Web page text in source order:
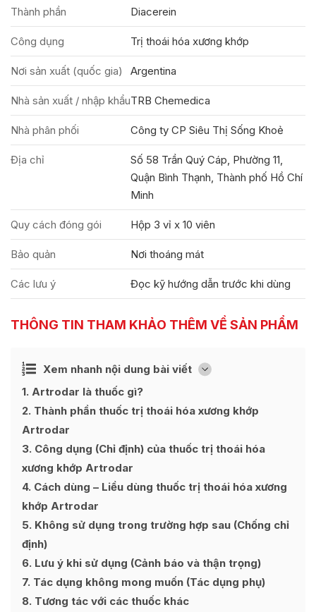
Thành phần Diacerein
Công dụng Trị thoái hóa xương khớp
Nơi sản xuất (quốc gia) Argentina
Nhà sản xuất / nhập khẩuTRB Chemedica
Nhà phân phối Công ty CP Siêu Thị Sống Khoẻ
Địa chỉ
Số 58 Trần Quý Cáp, Phường 11,
Quận Bình Thạnh, Thành phố Hồ Chí
Minh
Quy cách đóng gói Hộp 3 vỉ x 10 viên
Bảo quản Nơi thoáng mát
Các lưu ý Đọc kỹ hướng dẫn trước khi dùng
THÔNG TIN THAM KHẢO THÊM VỀ SẢN PHẨM
Xem nhanh nội dung bài viết [
Ẩn
1 Artrodar là thuốc gì?
2 Thành phần thuốc trị thoái hóa xương khớp
Artrodar
3 Công dụng (Chỉ định) của thuốc trị thoái hóa
xương khớp Artrodar
4 Cách dùng – Liều dùng thuốc trị thoái hóa xương
khớp Artrodar
5 Không sử dụng trong trường hợp sau (Chống chỉ
định)
6 Lưu ý khi sử dụng (Cảnh báo và thận trọng)
7 Tác dụng không mong muốn (Tác dụng phụ)
8 Tương tác với các thuốc khác